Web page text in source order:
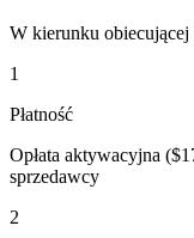
W kierunku
1
Płatność
Opłata aktywacyjna
sprzedawcy
2